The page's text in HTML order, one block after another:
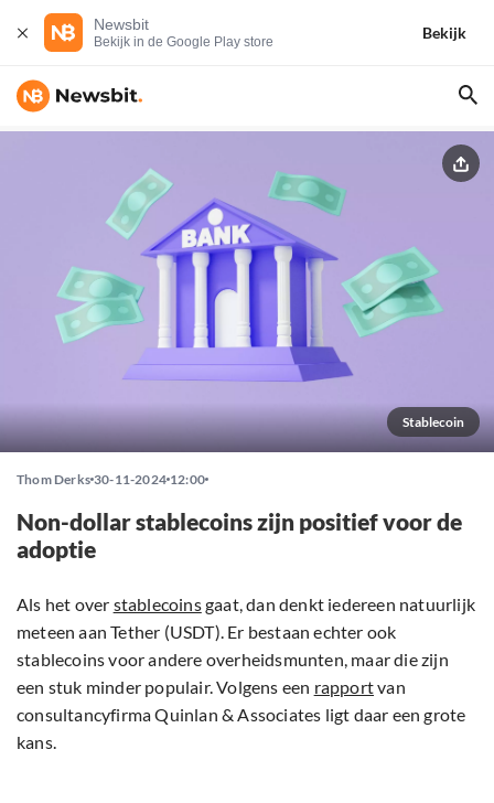
Newsbit
Bekijk in de Google Play store
Bekijk
Stablecoin
Thom Derks 30-11-2024 12:00
Non-dollar stablecoins zijn positief voor de
adoptie
Als het over stablecoinsgaat, dan denkt iedereen natuurlijk
meteen aan Tether (USDT). Er bestaan echter ook
stablecoins voor andere overheidsmunten, maar die zijn
een stuk minder populair. Volgens een rapportvan
consultancyfirma Quinlan & Associates ligt daar een grote
kans.